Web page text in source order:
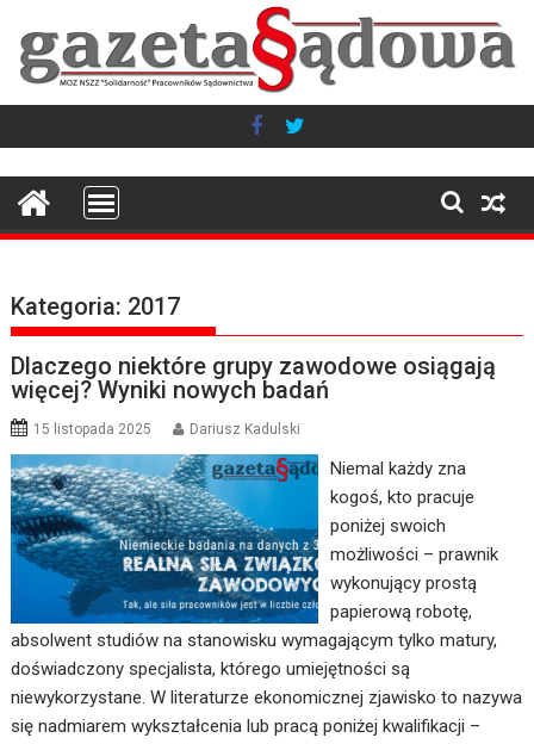
content
Kategoria: 2017
Dlaczego niektóre grupy zawodowe osiągają
więcej? Wyniki nowych badań
15 listopada 2025 Dariusz Kadulski
Niemal każdy zna
kogoś, kto pracuje
poniżej swoich
możliwości – prawnik
wykonujący prostą
papierową robotę,
absolwent studiów na stanowisku wymagającym tylko matury,
doświadczony specjalista, którego umiejętności są
niewykorzystane. W literaturze ekonomicznej zjawisko to nazywa
się nadmiarem wykształcenia lub pracą poniżej kwalifikacji –